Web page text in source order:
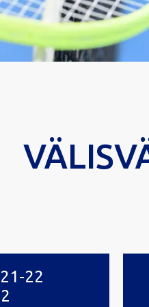
toredatest
22